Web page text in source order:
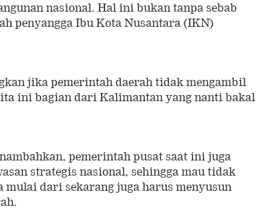
nasional. Hal ini bukan tanpa sebab
penyangga Ibu Kota Nusantara (IKN)
jika pemerintah daerah tidak mengambil
ini bagian dari Kalimantan yang nanti bakal
pemerintah pusat saat ini juga
strategis nasional, sehingga mau tidak
dari sekarang juga harus menyusun